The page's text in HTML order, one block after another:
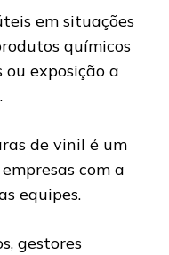
em situações
químicos
ou exposição a
de vinil é um
com a
equipes.
gestores